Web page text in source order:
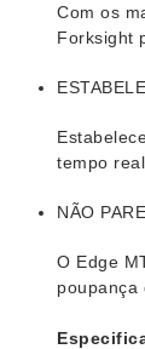
Com os
Forksight
tempo real.
NÃO
O Edge
poupança